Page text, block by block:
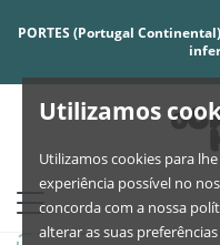
Utilizamos
Utilizamos cookies para
experiência possível no
concorda com a nossa
alterar as suas
PORTES (Portugal